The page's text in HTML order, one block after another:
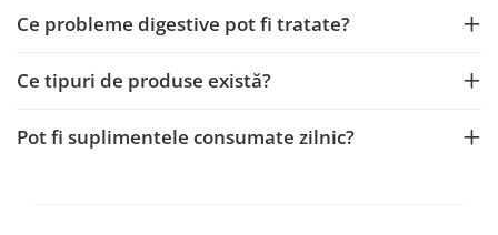
Ce probleme digestive pot fi tratate?
Ce tipuri de produse există?
Pot fi suplimentele consumate zilnic?